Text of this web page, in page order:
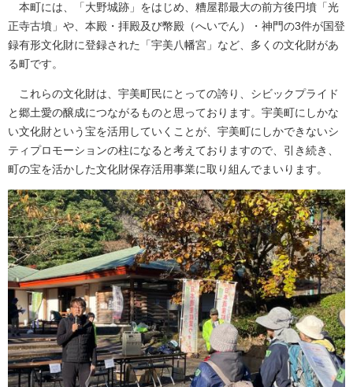
本町には、「大野城跡」をはじめ、糟屋郡最大の前方後円墳「光
正寺古墳」や、本殿・拝殿及び幣殿（へいでん）・神門の3件が国登
録有形文化財に登録された「宇美八幡宮」など、多くの文化財があ
る町です。
これらの文化財は、宇美町民にとっての誇り、シビックプライド
と郷土愛の醸成につながるものと思っております。宇美町にしかな
い文化財という宝を活用していくことが、宇美町にしかできないシ
ティプロモーションの柱になると考えておりますので、引き続き、
町の宝を活かした文化財保存活用事業に取り組んでまいります。